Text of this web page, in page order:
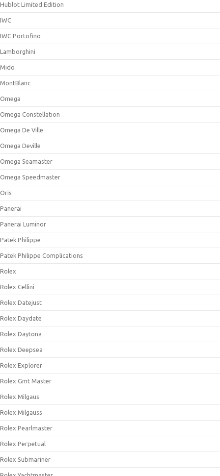
Hublot Limited Edition
IWC
IWC Portofino
Lamborghini
Mido
MontBlanc
Omega
Omega Constellation
Omega De Ville
Omega Deville
Omega Seamaster
Omega Speedmaster
Oris
Panerai
Panerai Luminor
Patek Philippe
Patek Philippe Complications
Rolex
Rolex Cellini
Rolex Datejust
Rolex Daydate
Rolex Daytona
Rolex Deepsea
Rolex Explorer
Rolex Gmt Master
Rolex Milgaus
Rolex Milgauss
Rolex Pearlmaster
Rolex Perpetual
Rolex Submariner